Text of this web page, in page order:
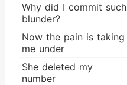
Why did I commit such
blunder?
Now the pain is taking
me under
She deleted my
number